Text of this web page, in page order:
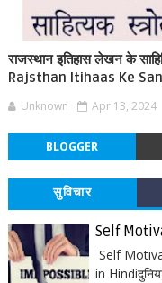
राजस्थान इतिहास लेखन के
Rajsthan Itihaas Ke
Unknown Apr 13, 2024
BLOGGER
सुविचार
Self
Self
in